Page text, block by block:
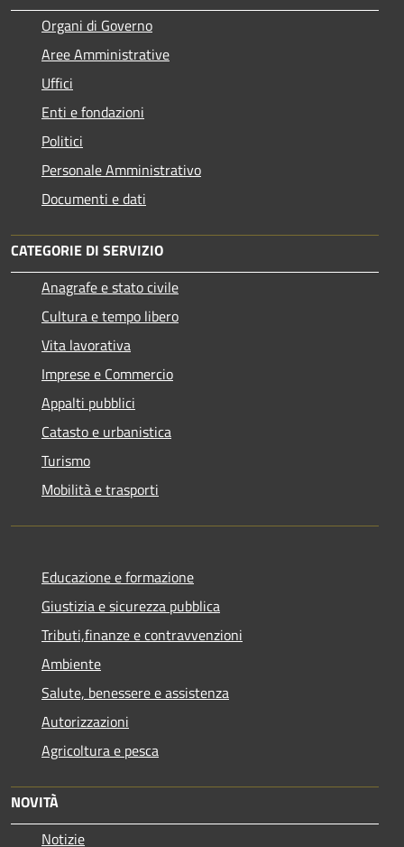
Organi di Governo
Aree Amministrative
Uffici
Enti e fondazioni
Politici
Personale Amministrativo
Documenti e dati
CATEGORIE DI SERVIZIO
Anagrafe e stato civile
Cultura e tempo libero
Vita lavorativa
Imprese e Commercio
Appalti pubblici
Catasto e urbanistica
Turismo
Mobilità e trasporti
Educazione e formazione
Giustizia e sicurezza pubblica
Tributi,finanze e contravvenzioni
Ambiente
Salute, benessere e assistenza
Autorizzazioni
Agricoltura e pesca
NOVITÀ
Notizie